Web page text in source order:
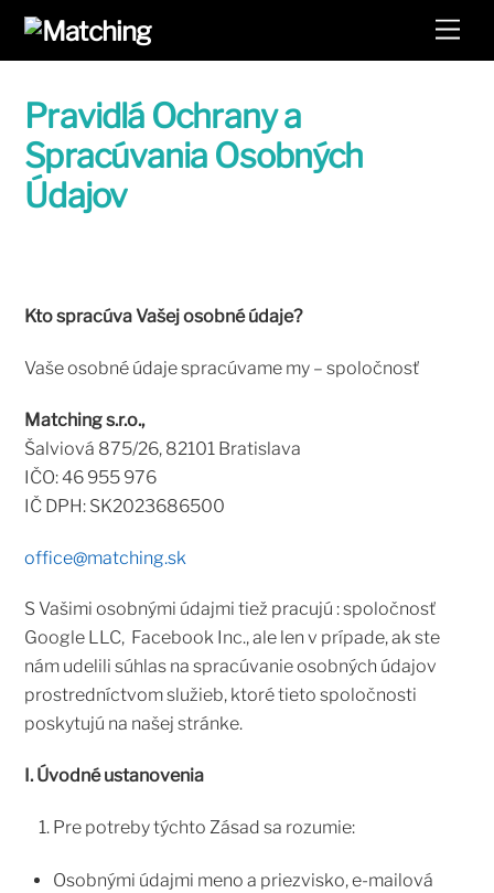
Skip
Pravidlá Ochrany a
Spracúvania Osobných
Údajov
Kto spracúva Vašej osobné údaje?
Vaše osobné údaje spracúvame my – spoločnosť
Matching s.r.o.,
Šalviová 875/26, 82101 Bratislava
IČO: 46 955 976
IČ DPH: SK2023686500
office@matching.sk
S Vašimi osobnými údajmi tiež pracujú : spoločnosť
Google LLC, Facebook Inc., ale len v prípade, ak ste
nám udelili súhlas na spracúvanie osobných údajov
prostredníctvom služieb, ktoré tieto spoločnosti
poskytujú na našej stránke.
I. Úvodné ustanovenia
Pre potreby týchto Zásad sa rozumie:
Osobnými údajmi meno a priezvisko, e-mailová